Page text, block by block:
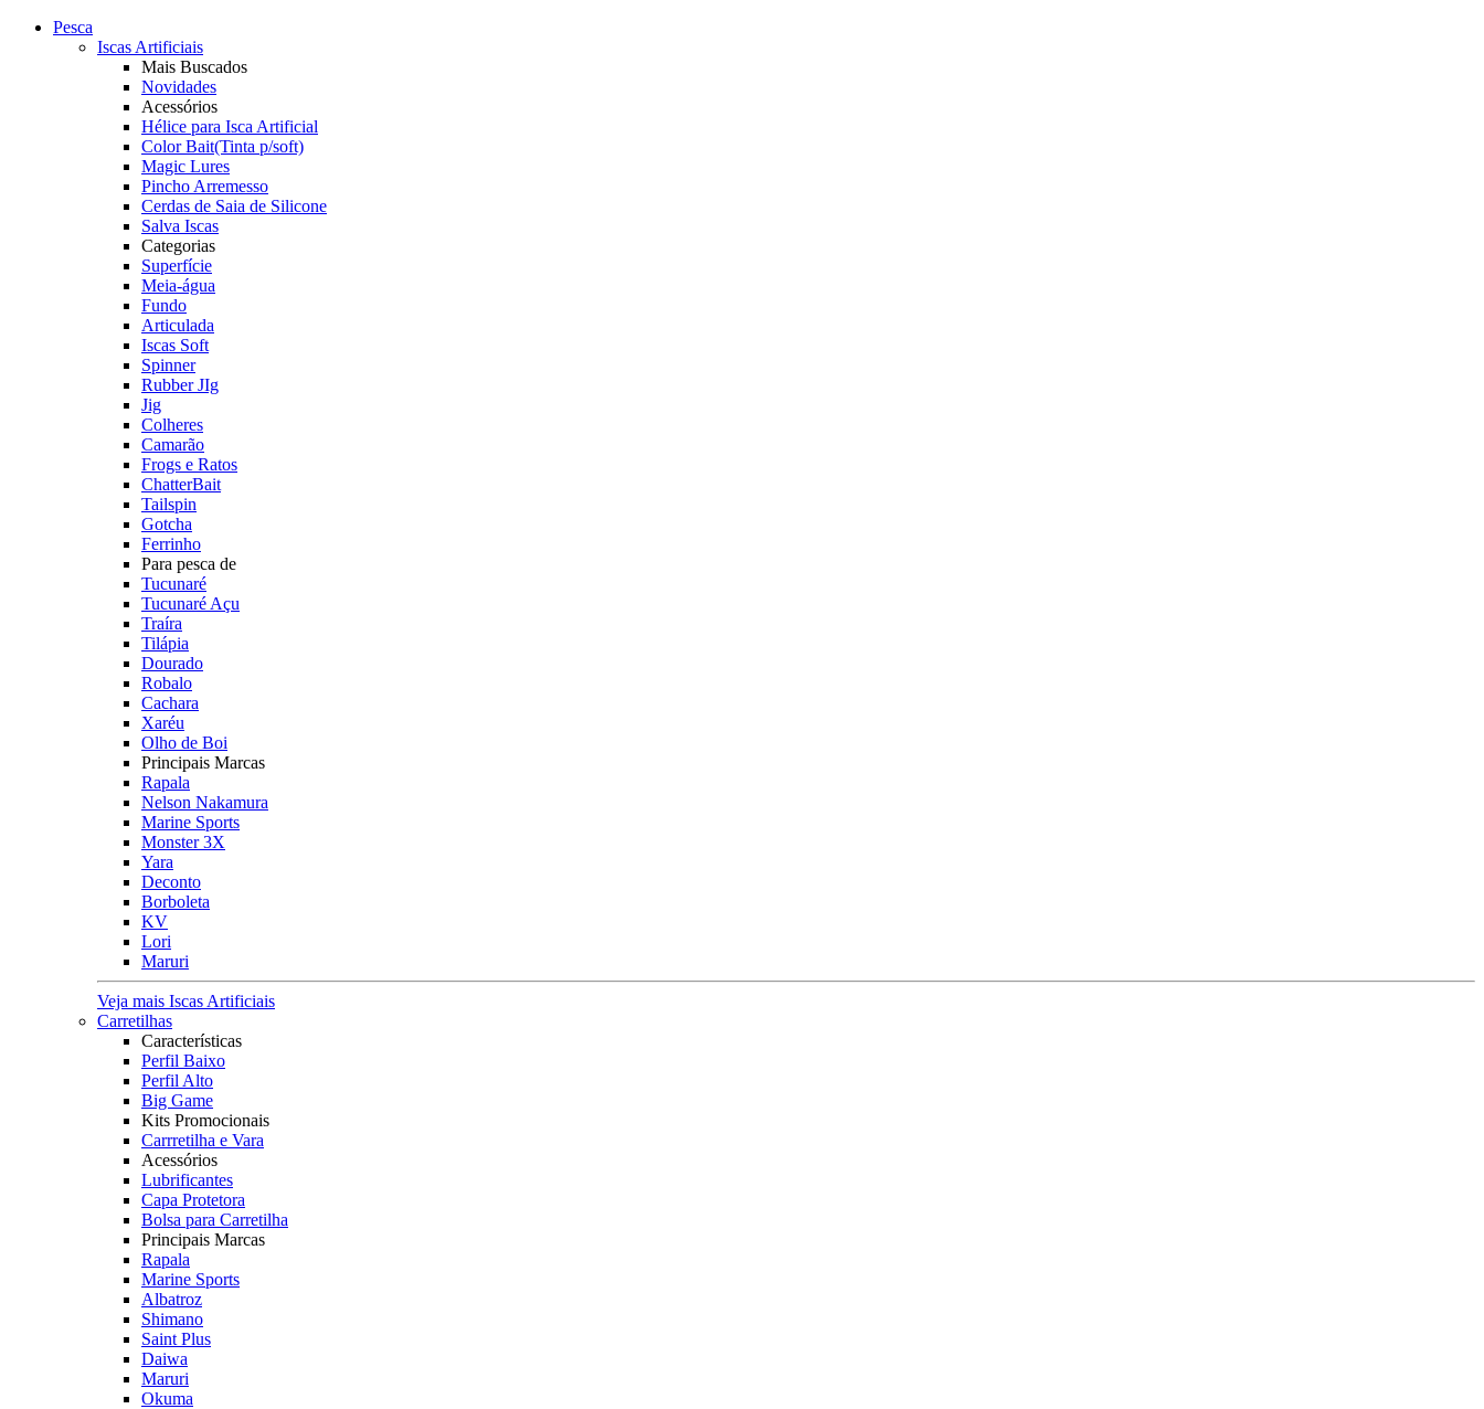
Pesca
Iscas Artificiais
Mais Buscados
Novidades
Acessórios
Hélice para Isca Artificial
Color Bait(Tinta p/soft)
Magic Lures
Pincho Arremesso
Cerdas de Saia de Silicone
Salva Iscas
Categorias
Superfície
Meia-água
Fundo
Articulada
Iscas Soft
Spinner
Rubber JIg
Jig
Colheres
Camarão
Frogs e Ratos
ChatterBait
Tailspin
Gotcha
Ferrinho
Para pesca de
Tucunaré
Tucunaré Açu
Traíra
Tilápia
Dourado
Robalo
Cachara
Xaréu
Olho de Boi
Principais Marcas
Rapala
Nelson Nakamura
Marine Sports
Monster 3X
Yara
Deconto
Borboleta
KV
Lori
Maruri
Veja mais Iscas Artificiais
Carretilhas
Características
Perfil Baixo
Perfil Alto
Big Game
Kits Promocionais
Carrretilha e Vara
Acessórios
Lubrificantes
Capa Protetora
Bolsa para Carretilha
Principais Marcas
Rapala
Marine Sports
Albatroz
Shimano
Saint Plus
Daiwa
Maruri
Okuma